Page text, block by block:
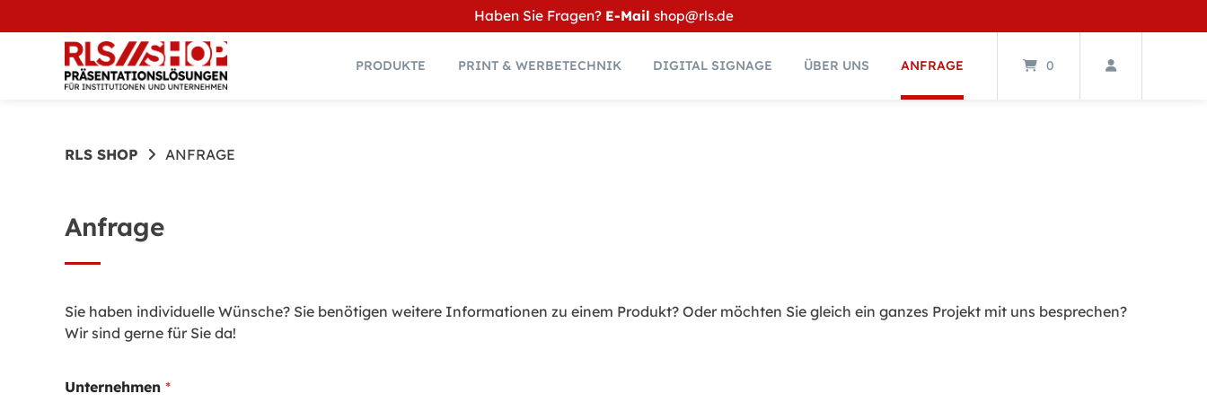
zum
Haben Sie Fragen? E-Mail shop@rls.de
PRODUKTE PRINT & WERBETECHNIK DIGITAL SIGNAGE ÜBER UNS ANFRAGE 0
RLS SHOP ANFRAGE
Anfrage
Sie haben individuelle Wünsche? Sie benötigen weitere Informationen zu einem Produkt? Oder möchten Sie gleich ein ganzes Projekt mit uns besprechen?
Wir sind gerne für Sie da!
E
Unternehmen *